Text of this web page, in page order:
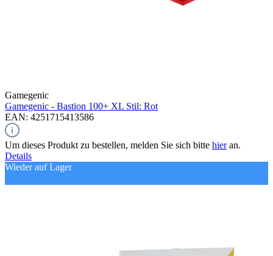
Gamegenic
Gamegenic - Bastion 100+ XL Stil: Rot
EAN: 4251715413586
Um dieses Produkt zu bestellen, melden Sie sich bitte hieran.
Details
Wieder auf Lager